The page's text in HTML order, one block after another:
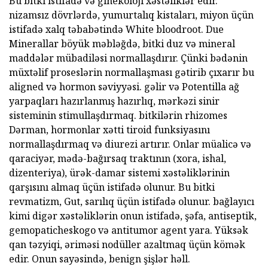
nizamsız dövrlərdə, yumurtalıq kistaları, miyon üçün
istifadə xalq təbabətində White bloodroot. Due
Minerallar böyük məbləğdə, bitki duz və mineral
maddələr mübadiləsi normallaşdırır. Çünki bədənin
müxtəlif proseslərin normallaşması gətirib çıxarır bu
aligned və hormon səviyyəsi. gəlir və Potentilla ağ
yarpaqları hazırlanmış hazırlıq, mərkəzi sinir
sisteminin stimullaşdırmaq. bitkilərin rhizomes
Dərman, hormonlar xətti tiroid funksiyasını
normallaşdırmaq və diurezi artırır. Onlar müalicə və
qaraciyər, mədə-bağırsaq traktının (xora, ishal,
dizenteriya), ürək-damar sistemi xəstəliklərinin
qarşısını almaq üçün istifadə olunur. Bu bitki
revmatizm, Gut, sarılıq üçün istifadə olunur. bağlayıcı
kimi digər xəstəliklərin onun istifadə, şəfa, antiseptik,
gemopaticheskogo və antitumor agent yara. Yüksək
qan təzyiqi, əriməsi nodüller azaltmaq üçün kömək
edir. Onun sayəsində, benign şişlər həll.